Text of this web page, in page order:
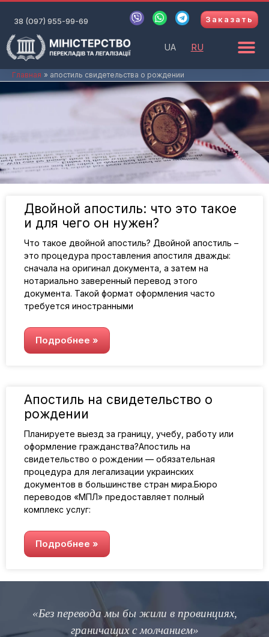
содержимому
38 (097) 955-99-69
V
i
W
h
a
p
p
T
e
r
a
m
Заказать
UA RU
Главная апостиль свидетельства о рождении
Двойной апостиль: что это такое
и для чего он нужен?
Что такое двойной апостиль? Двойной апостиль –
это процедура проставления апостиля дважды:
сначала на оригинал документа, а затем на
нотариально заверенный перевод этого
документа. Такой формат оформления часто
требуется иностранными
Подробнее »
Апостиль на свидетельство о
рождении
Планируете выезд за границу, учебу, работу или
оформление гражданства?Апостиль на
свидетельство о рождении — обязательная
процедура для легализации украинских
документов в большинстве стран мира.Бюро
переводов «МПЛ» предоставляет полный
комплекс услуг:
Подробнее »
«Без перевода мы бы жили в провинциях,
граничащих с молчанием»